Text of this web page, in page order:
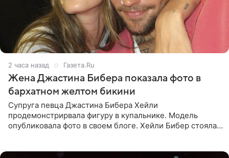
2 часа назад Газета.Ru
Жена Джастина Бибера показала фото в
бархатном желтом бикини
Супруга певца Джастина Бибера Хейли
продемонстрирвала фигуру в купальнике. Модель
опубликовала фото в своем блоге. Хейли Бибер стояла